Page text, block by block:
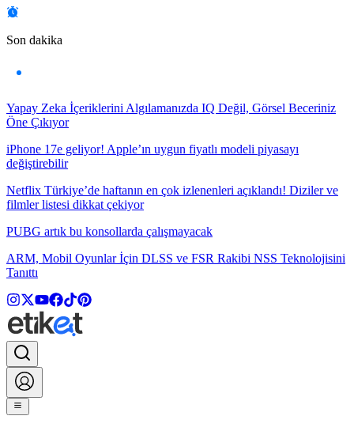
Son dakika
Yapay Zeka İçeriklerini Algılamanızda IQ Değil, Görsel Beceriniz
Öne Çıkıyor
iPhone 17e geliyor! Apple’ın uygun fiyatlı modeli piyasayı
değiştirebilir
Netflix Türkiye’de haftanın en çok izlenenleri açıklandı! Diziler ve
filmler listesi dikkat çekiyor
PUBG artık bu konsollarda çalışmayacak
ARM, Mobil Oyunlar İçin DLSS ve FSR Rakibi NSS Teknolojisini
Tanıttı